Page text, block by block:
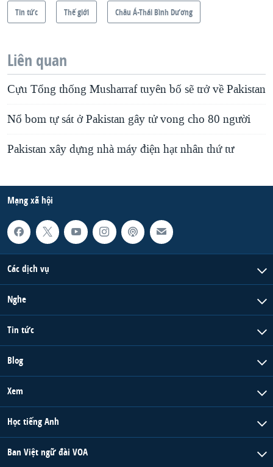
Tin tức Thế giới Châu Á-Thái Bình Dương
Liên quan
Cựu Tổng thống Musharraf tuyên bố sẽ trở về Pakistan
Nổ bom tự sát ở Pakistan gây tử vong cho 80 người
Pakistan xây dựng nhà máy điện hạt nhân thứ tư
Mạng xã hội
Các dịch vụ
Nghe
Tin tức
Blog
Xem
Học tiếng Anh
Ban Việt ngữ đài VOA